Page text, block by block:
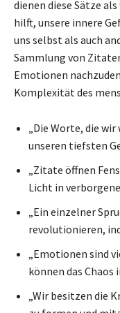
dienen diese Sätze
hilft, unsere innere
uns selbst als auch
Sammlung von
Emotionen
Komplexität des
„Die Worte, die
unseren tiefsten
„Zitate öffnen
Licht in
„Ein einzelner
revolutionieren,
„Emotionen sind
können das Chaos
„Wir besitzen die